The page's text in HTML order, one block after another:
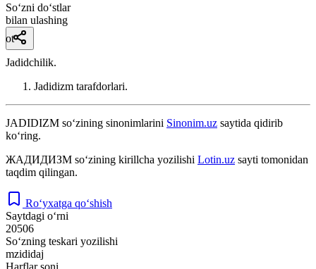
So‘zni do‘stlar
bilan ulashing
ot
Jadidchilik.
Jadidizm tarafdorlari.
JADIDIZM so‘zining sinonimlarini Sinonim.uz saytida qidirib
ko‘ring.
ЖАДИДИЗМ so‘zining kirillcha yozilishi Lotin.uz sayti tomonidan
taqdim qilingan.
Ro‘yxatga qo‘shish
Saytdagi o‘rni
20506
So‘zning teskari yozilishi
mzididaj
Harflar soni